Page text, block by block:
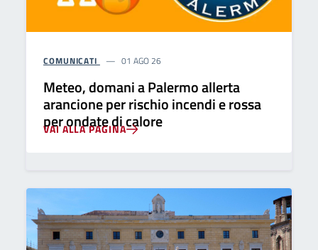
COMUNICATI 01 AGO 26
Meteo, domani a Palermo allerta
arancione per rischio incendi e rossa
per ondate di calore
VAI ALLA PAGINA